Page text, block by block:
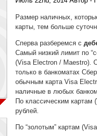
Размер наличных,
карты, тем больше
Сперва разберемся с
Самый низкий лимит по
(Visa Electron / Maestro).
только в банкоматах
обычным карта Visa
наличные в любых
По классическим картам
рублей.
По “золотым” картам